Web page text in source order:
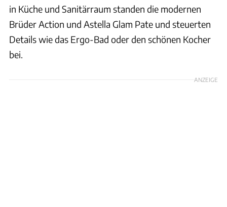
in Küche und Sanitärraum standen die modernen
Brüder Action und Astella Glam Pate und steuerten
Details wie das Ergo-Bad oder den schönen Kocher
bei.
ANZEIGE